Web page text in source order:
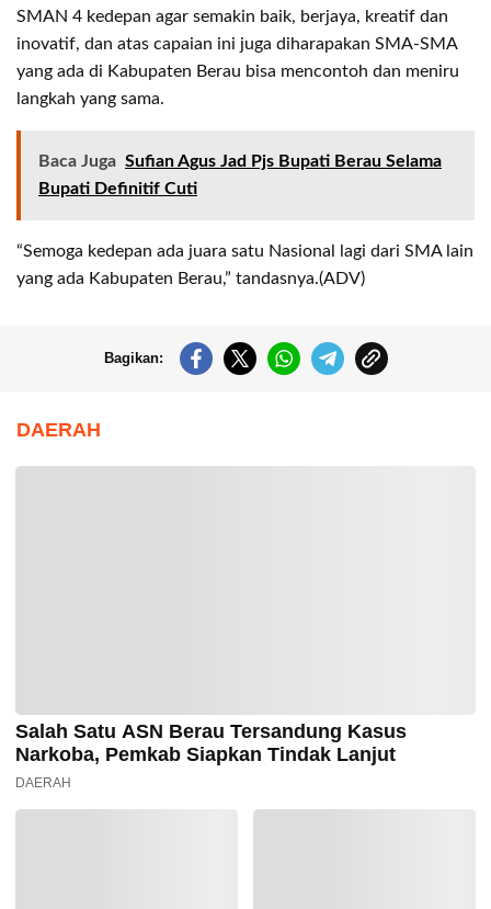
SMAN 4 kedepan agar semakin baik, berjaya, kreatif dan
inovatif, dan atas capaian ini juga diharapakan SMA-SMA
yang ada di Kabupaten Berau bisa mencontoh dan meniru
langkah yang sama.
Baca Juga Sufian Agus Jad Pjs Bupati Berau Selama
Bupati Definitif Cuti
“Semoga kedepan ada juara satu Nasional lagi dari SMA lain
yang ada Kabupaten Berau,” tandasnya.(ADV)
Bagikan:
DAERAH
Salah Satu ASN Berau Tersandung Kasus
Narkoba, Pemkab Siapkan Tindak Lanjut
DAERAH